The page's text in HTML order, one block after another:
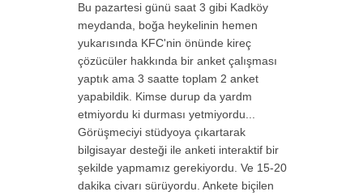
Bu pazartesi günü saat 3 gibi Kadköy
meydanda, boğa heykelinin hemen
yukarısında KFC'nin önünde kireç
çözücüler hakkında bir anket çalışması
yaptık ama 3 saatte toplam 2 anket
yapabildik. Kimse durup da yardm
etmiyordu ki durması yetmiyordu...
Görüşmeciyi stüdyoya çıkartarak
bilgisayar desteği ile anketi interaktif bir
şekilde yapmamız gerekiyordu. Ve 15-20
dakika civarı sürüyordu. Ankete biçilen